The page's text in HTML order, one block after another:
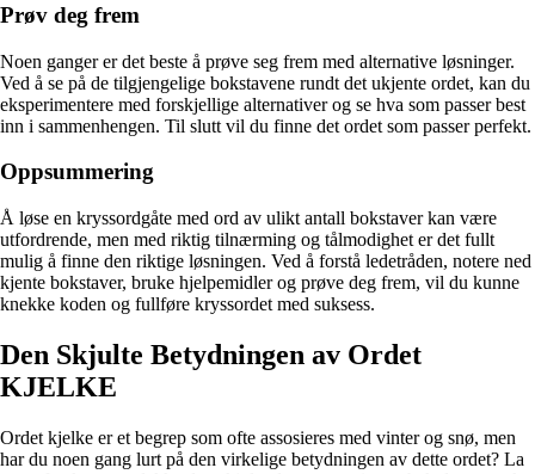
Prøv deg frem
Noen ganger er det beste å prøve seg frem med alternative løsninger.
Ved å se på de tilgjengelige bokstavene rundt det ukjente ordet, kan du
eksperimentere med forskjellige alternativer og se hva som passer best
inn i sammenhengen. Til slutt vil du finne det ordet som passer perfekt.
Oppsummering
Å løse en kryssordgåte med ord av ulikt antall bokstaver kan være
utfordrende, men med riktig tilnærming og tålmodighet er det fullt
mulig å finne den riktige løsningen. Ved å forstå ledetråden, notere ned
kjente bokstaver, bruke hjelpemidler og prøve deg frem, vil du kunne
knekke koden og fullføre kryssordet med suksess.
Den Skjulte Betydningen av Ordet
KJELKE
Ordet kjelke er et begrep som ofte assosieres med vinter og snø, men
har du noen gang lurt på den virkelige betydningen av dette ordet? La